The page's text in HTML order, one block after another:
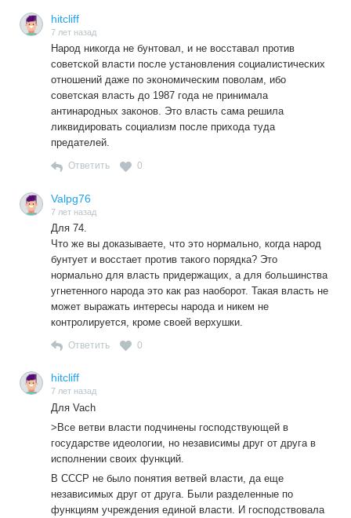
вскрылось позже в отделившихся республиках.
hitcliff
7 лет назад
Народ никогда не бунтовал, и не восставал против
советской власти после установления социалистических
отношений даже по экономическим поволам, ибо
советская власть до 1987 года не принимала
антинародных законов. Это власть сама решила
ликвидировать социализм после прихода туда
предателей.
Ответить 0
Valpg76
7 лет назад
Для 74.
Что же вы доказываете, что это нормально, когда народ
бунтует и восстает против такого порядка? Это
нормально для власть придержащих, а для большинства
угнетенного народа это как раз наоборот. Такая власть не
может выражать интересы народа и никем не
контролируется, кроме своей верхушки.
Ответить 0
hitcliff
7 лет назад
Для Vach
>Все ветви власти подчинены господствующей в
государстве идеологии, но независимы друг от друга в
исполнении своих функций.
В СССР не было понятия ветвей власти, да еще
независимых друг от друга. Были разделенные по
функциям учреждения единой власти. И господствовала